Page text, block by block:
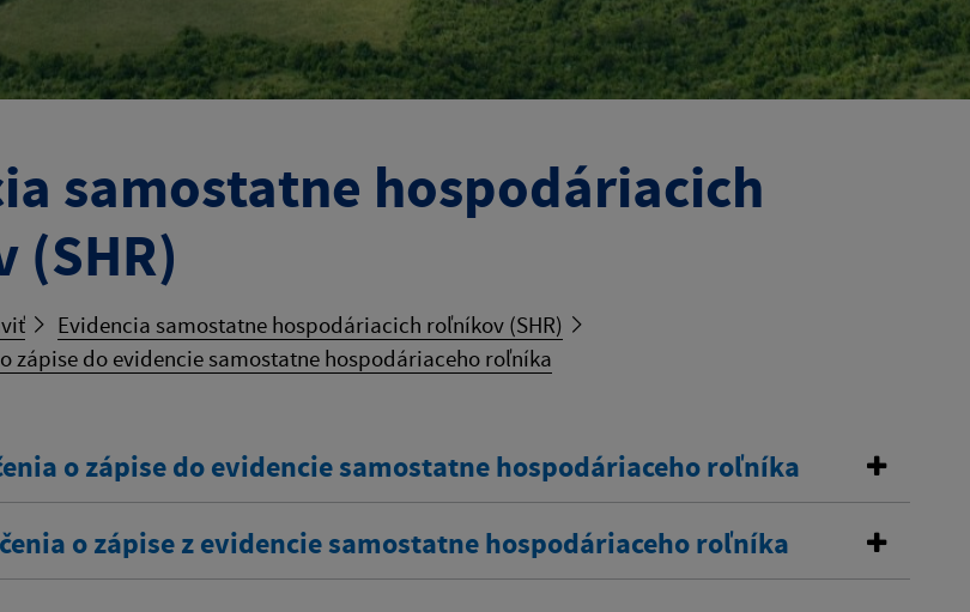
samostatne hospodáriacich
(SHR)
Evidencia samostatne hospodáriacich roľníkov (SHR)
zápise do evidencie samostatne hospodáriaceho roľníka
o zápise do evidencie samostatne hospodáriaceho roľníka
o zápise z evidencie samostatne hospodáriaceho roľníka